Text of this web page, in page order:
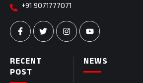
NEWS
RECENT
POST
+91 9071777071